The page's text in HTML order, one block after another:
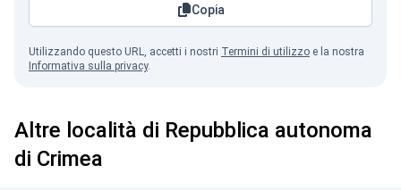
Copia
Utilizzando questo URL, accetti i nostri Termini di utilizzo e la nostra
Informativa sulla privacy.
Altre località di Repubblica autonoma
di Crimea